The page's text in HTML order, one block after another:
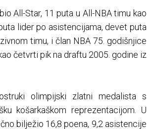
All-Star, 11 puta u All-NBA timu kao
lider po asistencijama, devet puta
timu, i član NBA 75. godišnjice
četvrti pik na draftu 2005. godine iz
olimpijski zlatni medalista s
košarkaškom reprezentacijom. U
bilježio 16,8 poena, 9,2 asistencije